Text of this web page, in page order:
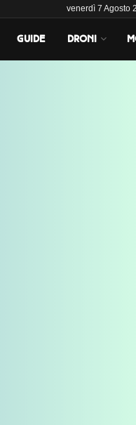
venerdì 7 Agosto
GUIDE DRONI